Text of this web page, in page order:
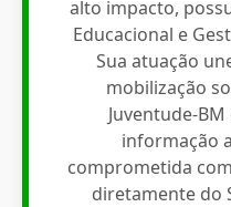
alto impacto,
Educacional e
Sua atuação
mobilização
Juventude-
informação
comprometida
diretamente do